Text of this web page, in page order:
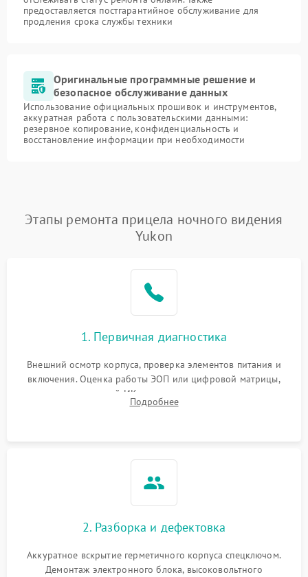
предоставляется постгарантийное обслуживание для
продления срока службы техники
Оригинальные программные решение и
безопасное обслуживание данных
Использование официальных прошивок и инструментов,
аккуратная работа с пользовательскими данными:
резервное копирование, конфиденциальность и
восстановление информации при необходимости
Этапы ремонта прицела ночного видения
Yukon
1. Первичная диагностика
Внешний осмотр корпуса, проверка элементов питания и
включения. Оценка работы ЭОП или цифровой матрицы,
проверка встроенной ИК-подсветки и механизма выверки
прицельной сетки. Выявление видимых дефектов оптики и
Подробнее
2. Разборка и дефектовка
Аккуратное вскрытие герметичного корпуса спецключом.
Демонтаж электронного блока, высоковольтного